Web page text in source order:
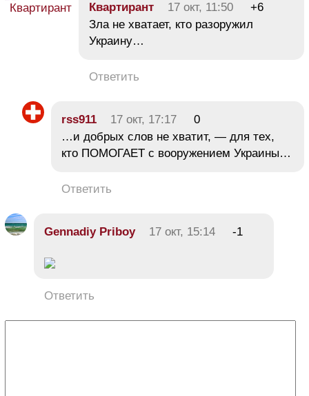
Квартирант 17 окт, 11:50
+6
Зла не хватает, кто разоружил
Украину…
Ответить
rss911 17 окт, 17:17
0
…и добрых слов не хватит, — для тех,
кто ПОМОГАЕТ с вооружением Украины…
Ответить
Gennadiy Priboy 17 окт, 15:14 -1
Ответить